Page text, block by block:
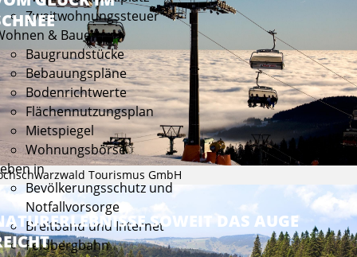
Zweitwohnungssteuer
& Bauen
Baugrundstücke
Bebauungspläne
Bodenrichtwerte
Flächennutzungsplan
Mietspiegel
Wohnungsbörse
in
Bevölkerungsschutz und
Notfallvorsorge
Breitband und Internet
Feldbergbahn
Tourismus GmbH
SOWEIT DAS AUGE